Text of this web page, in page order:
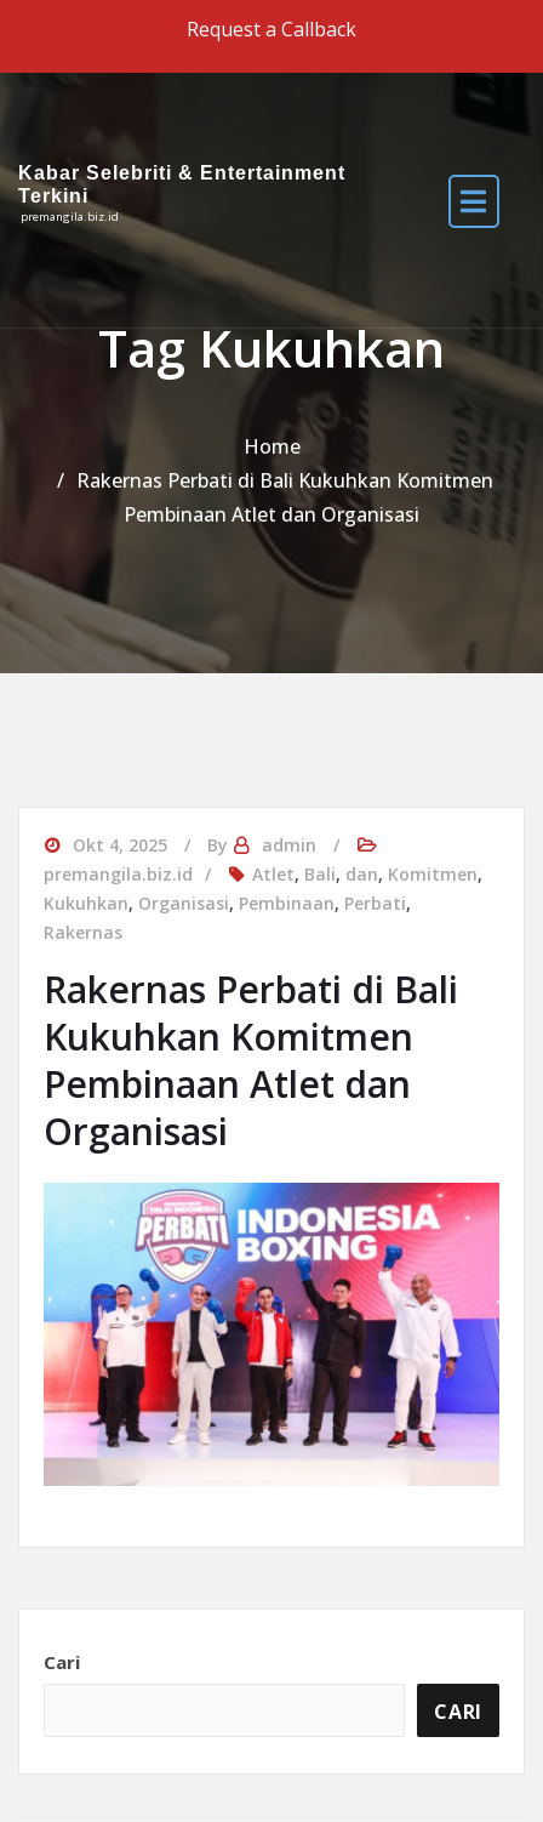
Request a Callback
Kabar Selebriti & Entertainment
Terkini
premangila.biz.id
Tag Kukuhkan
Home
Rakernas Perbati di Bali Kukuhkan Komitmen
Pembinaan Atlet dan Organisasi
Okt 4, 2025 By
admin
premangila.biz.id
Atlet, Bali, dan, Komitmen,
Kukuhkan, Organisasi, Pembinaan, Perbati,
Rakernas
Rakernas Perbati di Bali
Kukuhkan Komitmen
Pembinaan Atlet dan
Organisasi
Cari
CARI